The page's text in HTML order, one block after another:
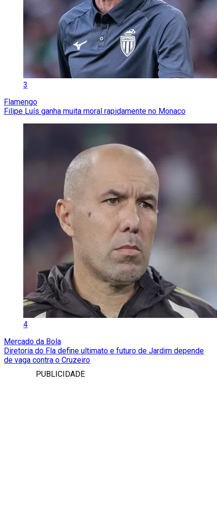
3
Flamengo
Filipe Luís ganha muita moral rapidamente no Monaco
4
Mercado da Bola
Diretoria do Fla define ultimato e futuro de Jardim depende
de vaga contra o Cruzeiro
PUBLICIDADE